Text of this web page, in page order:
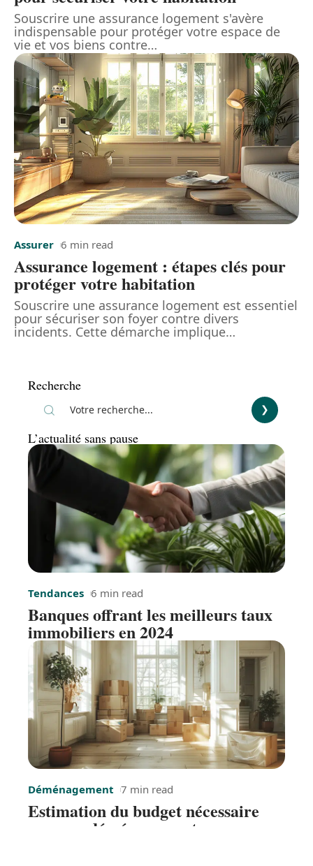
Souscrire une assurance logement s'avère
indispensable pour protéger votre espace de
vie et vos biens contre…
Assurer 6 min read
Assurance logement : étapes clés pour
protéger votre habitation
Souscrire une assurance logement est essentiel
pour sécuriser son foyer contre divers
incidents. Cette démarche implique…
Recherche
L’actualité sans pause
Tendances 6 min read
Banques offrant les meilleurs taux
immobiliers en 2024
Déménagement 7 min read
Estimation du budget nécessaire
pour un déménagement